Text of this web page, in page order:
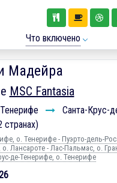
Что включено
Мадейра
MSC Fantasia
Санта-Крус-
странах)
о. Тенерифе - Пуэрто-дель-
Лансароте - Лас-Пальмас, о.
де-Тенерифе, о. Тенерифе